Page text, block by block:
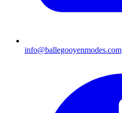
info@ballegooyenmodes.com